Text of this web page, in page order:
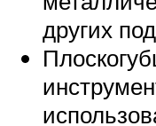
других